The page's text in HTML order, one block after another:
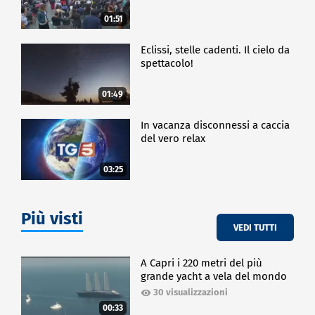
01:51
01:49
Eclissi, stelle cadenti. Il cielo da
spettacolo!
03:25
In vacanza disconnessi a caccia
del vero relax
Più visti VEDI TUTTI
00:33
A Capri i 220 metri del più
grande yacht a vela del mondo
30 visualizzazioni